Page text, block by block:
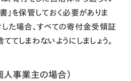
」を保管しておく必要がありま
た場合、すべての寄付金受領証
てしまわないようにしましょう。
事業主の場合）